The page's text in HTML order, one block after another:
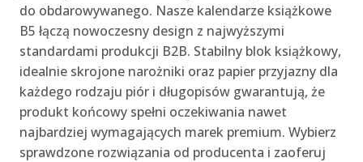
do obdarowywanego. Nasze kalendarze książkowe
B5 łączą nowoczesny design z najwyższymi
standardami produkcji B2B. Stabilny blok książkowy,
idealnie skrojone narożniki oraz papier przyjazny dla
każdego rodzaju piór i długopisów gwarantują, że
produkt końcowy spełni oczekiwania nawet
najbardziej wymagających marek premium. Wybierz
sprawdzone rozwiązania od producenta i zaoferuj